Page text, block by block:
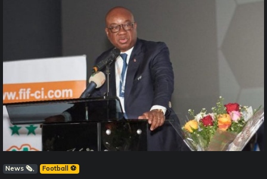
News 🗞️ Football ⚽️